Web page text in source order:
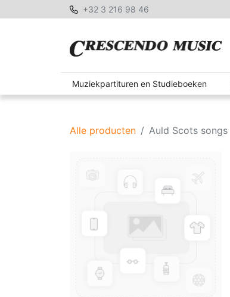
+32 3 216 98 46
Muziekpartituren en Studieboeken
Alle producten Auld Scots songs